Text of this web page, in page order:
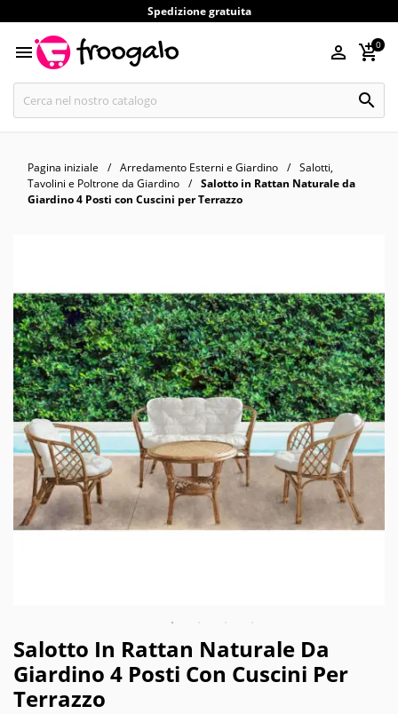
Spedizione gratuita
  0

Pagina iniziale Arredamento Esterni e Giardino
Salotti,
Tavolini e Poltrone da Giardino
Salotto in Rattan Naturale da
Giardino 4 Posti con Cuscini per Terrazzo
Salotto In Rattan Naturale Da
Giardino 4 Posti Con Cuscini Per
Terrazzo